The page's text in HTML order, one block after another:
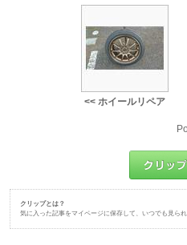
<< ホイールリペア
クリップとは？
気に入った記事をマイページに保存して、いつでも見られ